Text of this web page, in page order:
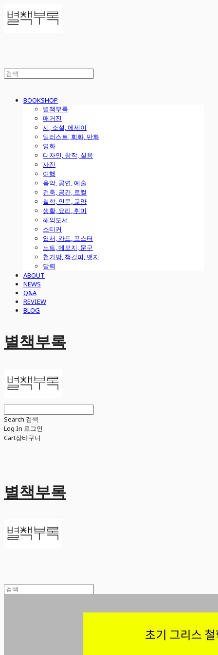
BOOKSHOP
별책부록
매거진
시, 소설, 에세이
일러스트, 회화, 만화
영화
디자인, 창작, 실용
사진
여행
음악, 공연, 예술
건축, 공간, 로컬
철학, 인문, 교양
생활, 요리, 취미
해외도서
스티커
엽서, 카드, 포스터
노트, 메모지, 문구
천가방, 책갈피, 뱃지
달력
ABOUT
NEWS
Q&A
REVIEW
BLOG
별책부록
Search 검색
Log In 로그인
Cart장바구니
별책부록